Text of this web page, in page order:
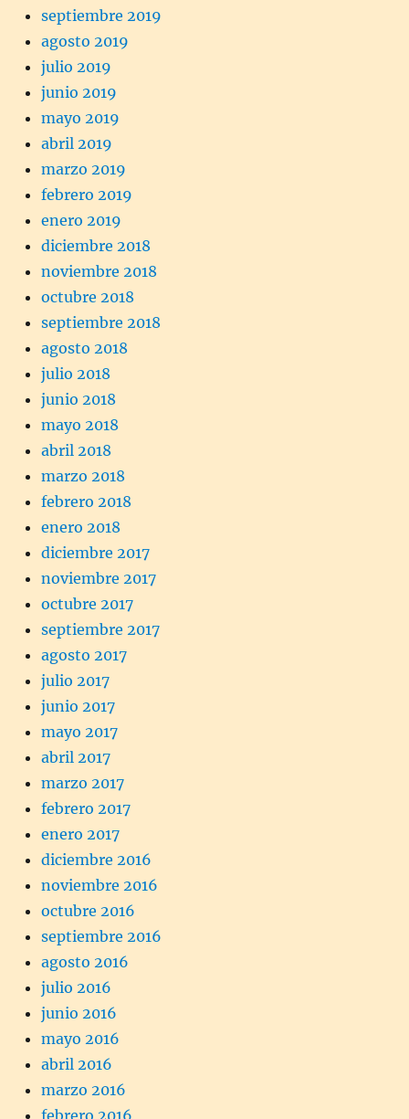
septiembre 2019
agosto 2019
julio 2019
junio 2019
mayo 2019
abril 2019
marzo 2019
febrero 2019
enero 2019
diciembre 2018
noviembre 2018
octubre 2018
septiembre 2018
agosto 2018
julio 2018
junio 2018
mayo 2018
abril 2018
marzo 2018
febrero 2018
enero 2018
diciembre 2017
noviembre 2017
octubre 2017
septiembre 2017
agosto 2017
julio 2017
junio 2017
mayo 2017
abril 2017
marzo 2017
febrero 2017
enero 2017
diciembre 2016
noviembre 2016
octubre 2016
septiembre 2016
agosto 2016
julio 2016
junio 2016
mayo 2016
abril 2016
marzo 2016
febrero 2016